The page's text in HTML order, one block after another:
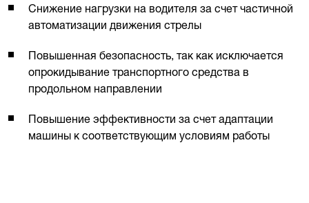
Снижение нагрузки на водителя за счет частичной
автоматизации движения стрелы
Повышенная безопасность, так как исключается
опрокидывание транспортного средства в
продольном направлении
Повышение эффективности за счет адаптации
машины к соответствующим условиям работы